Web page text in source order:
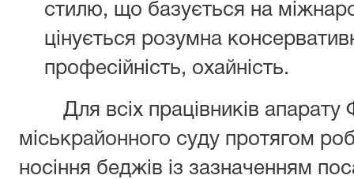
стилю, що базується на
цінується розумна
професійність, охайність.
Для всіх працівників апарату
міськрайонного суду протягом
носіння беджів із зазначенням